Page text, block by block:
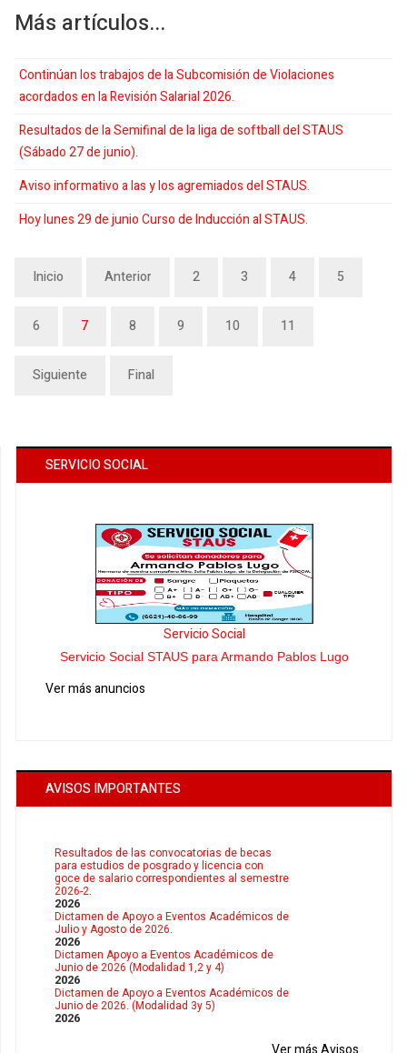
Más artículos...
Continúan los trabajos de la Subcomisión de Violaciones
acordados en la Revisión Salarial 2026.
Resultados de la Semifinal de la liga de softball del STAUS
(Sábado 27 de junio).
Aviso informativo a las y los agremiados del STAUS.
Hoy lunes 29 de junio Curso de Inducción al STAUS.
Inicio Anterior 2 3 4 5
6 7 8 9 10 11
Siguiente Final
SERVICIO SOCIAL
Servicio Social
Servicio Social STAUS para Armando Pablos Lugo
Ver más anuncios
AVISOS IMPORTANTES
Resultados de las convocatorias de becas
para estudios de posgrado y licencia con
goce de salario correspondientes al semestre
2026-2.
2026
Dictamen de Apoyo a Eventos Académicos de
Julio y Agosto de 2026.
2026
Dictamen Apoyo a Eventos Académicos de
Junio de 2026 (Modalidad 1,2 y 4)
2026
Dictamen de Apoyo a Eventos Académicos de
Junio de 2026. (Modalidad 3y 5)
2026